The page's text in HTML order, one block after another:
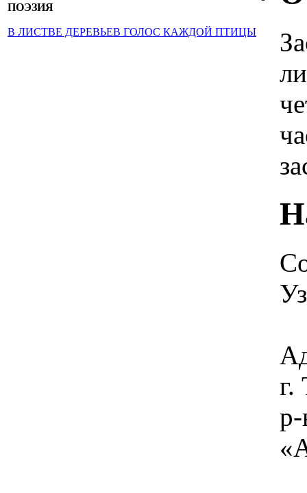
ПОЭЗИЯ
В ЛИСТВЕ ДЕРЕВЬЕВ ГОЛОС КАЖДОЙ ПТИЦЫ